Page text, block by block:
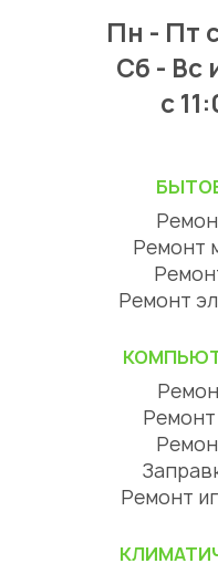
Пн - Пт
Сб - Вс
c
Ремонт
Ремонт
Ремонт